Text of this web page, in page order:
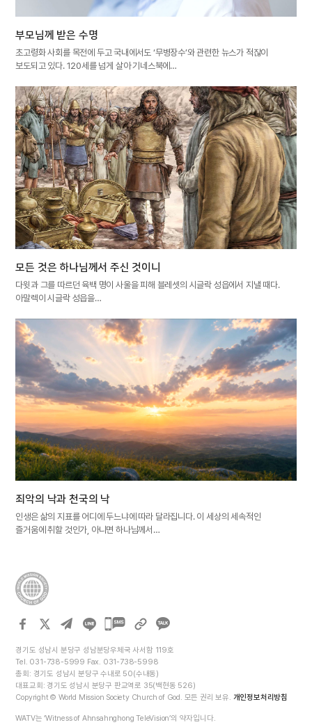
부모님께 받은 수명
초고령화 사회를 목전에 두고 국내에서도 ‘무병장수’와 관련한 뉴스가 적잖이
보도되고 있다. 120세를 넘게 살아 기네스북에…
모든 것은 하나님께서 주신 것이니
다윗과 그를 따르던 육백 명이 사울을 피해 블레셋의 시글락 성읍에서 지낼 때다.
아말렉이 시글락 성읍을…
죄악의 낙과 천국의 낙
인생은 삶의 지표를 어디에 두느냐에 따라 달라집니다. 이 세상의 세속적인
즐거움에 취할 것인가, 아니면 하나님께서…
카카오톡
경기도 성남시 분당구 성남분당우체국 사서함 119호
Tel. 031-738-5999 Fax. 031-738-5998
총회: 경기도 성남시 분당구 수내로 50(수내동)
대표교회: 경기도 성남시 분당구 판교역로 35(백현동 526)
Copyright © World Mission Society Church of God. 모든 권리 보유. 개인정보처리방침
WATV는 ‘Witness of Ahnsahnghong TeleVision’의 약자입니다.